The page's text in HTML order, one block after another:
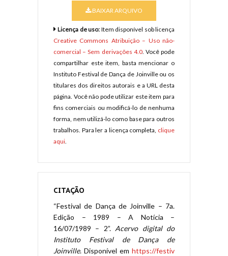
BAIXAR ARQUIVO
Licença de uso: Item disponível sob licença
Creative Commons Atribuição – Uso não-
comercial – Sem derivações 4.0. Você pode
compartilhar este item, basta mencionar o
Instituto Festival de Dança de Joinville ou os
titulares dos direitos autorais e a URL desta
página. Você não pode utilizar este item para
fins comerciais ou modificá-lo de nenhuma
forma, nem utilizá-lo como base para outros
trabalhos. Para ler a licença completa, clique
aqui.
CITAÇÃO
“Festival de Dança de Joinville – 7a.
Edição – 1989 – A Notícia –
16/07/1989 – 2”. Acervo digital do
Instituto Festival de Dança de
Joinville. Disponível em https://festiv